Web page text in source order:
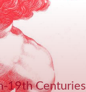
19th Centuries